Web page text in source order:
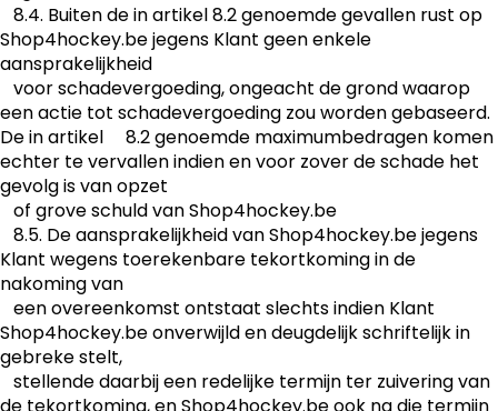
8.4. Buiten de in artikel 8.2 genoemde gevallen rust op
Shop4hockey.be jegens Klant geen enkele
aansprakelijkheid
voor schadevergoeding, ongeacht de grond waarop
een actie tot schadevergoeding zou worden gebaseerd.
De in artikel 8.2 genoemde maximumbedragen komen
echter te vervallen indien en voor zover de schade het
gevolg is van opzet
of grove schuld van Shop4hockey.be
8.5. De aansprakelijkheid van Shop4hockey.be jegens
Klant wegens toerekenbare tekortkoming in de
nakoming van
een overeenkomst ontstaat slechts indien Klant
Shop4hockey.be onverwijld en deugdelijk schriftelijk in
gebreke stelt,
stellende daarbij een redelijke termijn ter zuivering van